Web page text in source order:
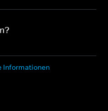
Informationen